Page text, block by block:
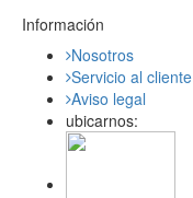
Información
Nosotros
Servicio al cliente
Aviso legal
ubicarnos: